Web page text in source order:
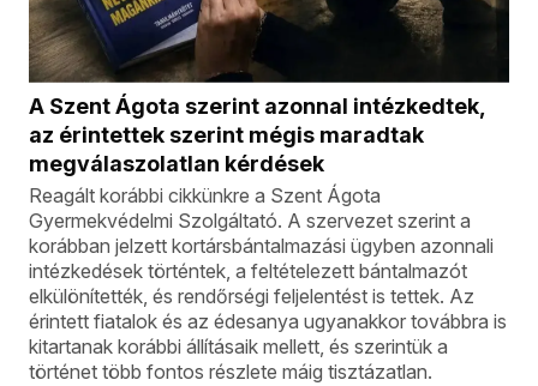
A Szent Ágota szerint azonnal intézkedtek,
az érintettek szerint mégis maradtak
megválaszolatlan kérdések
Reagált korábbi cikkünkre a Szent Ágota
Gyermekvédelmi Szolgáltató. A szervezet szerint a
korábban jelzett kortársbántalmazási ügyben azonnali
intézkedések történtek, a feltételezett bántalmazót
elkülönítették, és rendőrségi feljelentést is tettek. Az
érintett fiatalok és az édesanya ugyanakkor továbbra is
kitartanak korábbi állításaik mellett, és szerintük a
történet több fontos részlete máig tisztázatlan.